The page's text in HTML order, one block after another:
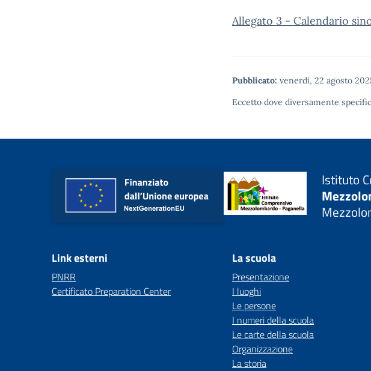
Allegato 3 - Calendario
Pubblicato: venerdì, 22 agosto
Eccetto dove diversamente
Istituto
Link esterni
PNRR
Certificato Preparation Center
La scuola
Presentazione
I luoghi
Le persone
I numeri della scuola
Le carte della scuola
Organizzazione
La storia